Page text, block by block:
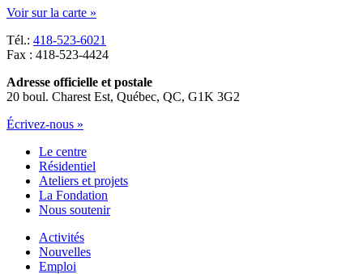
Voir sur la carte »
Tél.: 418-523-6021
Fax : 418-523-4424
Adresse officielle et postale
20 boul. Charest Est, Québec, QC, G1K 3G2
Écrivez-nous »
Le centre
Résidentiel
Ateliers et projets
La Fondation
Nous soutenir
Activités
Nouvelles
Emploi